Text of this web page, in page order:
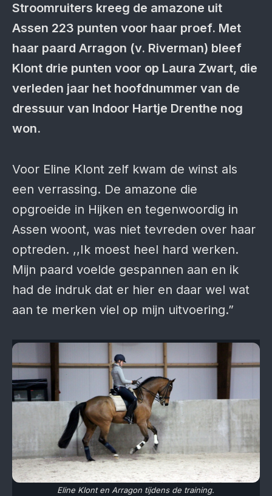
Stroomruiters kreeg de amazone uit
Assen 223 punten voor haar proef. Met
haar paard Arragon (v. Riverman) bleef
Klont drie punten voor op Laura Zwart, die
verleden jaar het hoofdnummer van de
dressuur van Indoor Hartje Drenthe nog
won.
Voor Eline Klont zelf kwam de winst als
een verrassing. De amazone die
opgroeide in Hijken en tegenwoordig in
Assen woont, was niet tevreden over haar
optreden. ,,Ik moest heel hard werken.
Mijn paard voelde gespannen aan en ik
had de indruk dat er hier en daar wel wat
aan te merken viel op mijn uitvoering.”
Eline Klont en Arragon tijdens de training.